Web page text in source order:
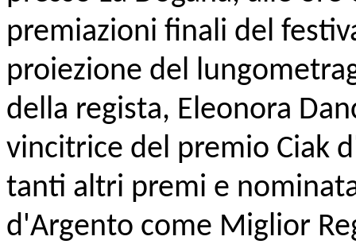
premiazioni finali del
proiezione del
della regista, Eleonora
vincitrice del premio Ciak
tanti altri premi e
d'Argento come Miglior